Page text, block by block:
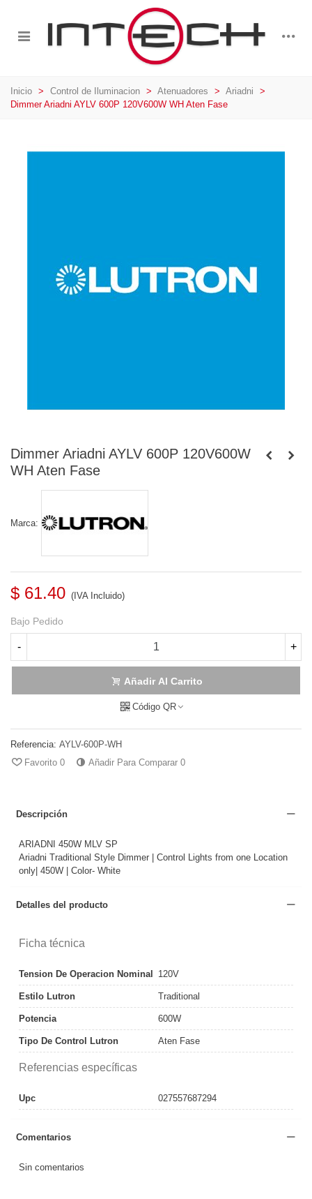
Inicio > Control de Iluminacion > Atenuadores > Ariadni
>
Dimmer Ariadni AYLV 600P 120V600W WH Aten Fase
Dimmer Ariadni AYLV 600P 120V600W
WH Aten Fase
Marca:
$ 61.40 (IVA Incluido)
Bajo Pedido
- +
Añadir Al Carrito
Código QR
Referencia: AYLV-600P-WH
Favorito 0 Añadir Para Comparar 0
Descripción
ARIADNI 450W MLV SP
Ariadni Traditional Style Dimmer | Control Lights from one Location
only| 450W | Color- White
Detalles del producto
Ficha técnica
Tension De Operacion Nominal 120V
Estilo Lutron Traditional
Potencia 600W
Tipo De Control Lutron Aten Fase
Referencias específicas
Upc 027557687294
Comentarios
Sin comentarios